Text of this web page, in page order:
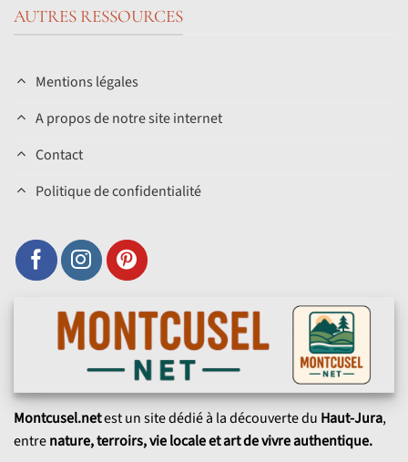
AUTRES RESSOURCES
Mentions légales
A propos de notre site internet
Contact
Politique de confidentialité
Montcusel.netest un site dédié à la découverte du Haut-Jura,
entrenature, terroirs, vie locale et art de vivre authentique.